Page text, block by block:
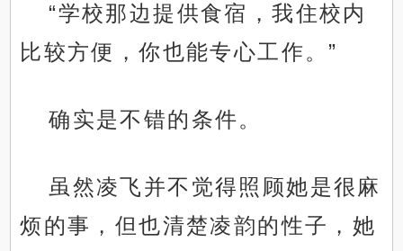
“学校那边提供食宿，我住校内
比较方便，你也能专心工作。”
确实是不错的条件。
虽然凌飞并不觉得照顾她是很麻
烦的事，但也清楚凌韵的性子，她